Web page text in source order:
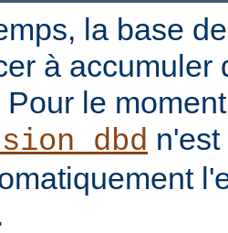
la base
à accumuler
le